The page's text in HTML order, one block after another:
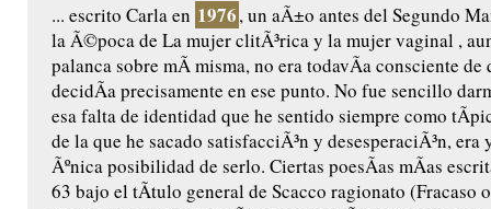
... escrito Carla en 1976, un aÃ±o antes del Segundo
la Ã©poca de La mujer clitÃ³rica y la mujer vaginal ,
palanca sobre mÃ­ misma, no era todavÃ­a consciente de
decidÃ­a precisamente en ese punto. No fue sencillo
esa falta de identidad que he sentido siempre como
de la que he sacado satisfacciÃ³n y desesperaciÃ³n, era
Ãºnica posibilidad de serlo. Ciertas poesÃ­as mÃ­as
63 bajo el tÃ­tulo general de Scacco ragionato (Fracaso